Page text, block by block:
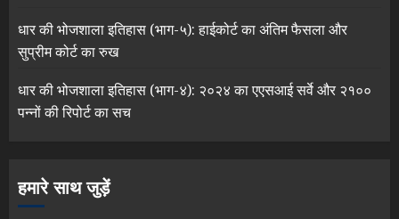
धार की भोजशाला इतिहास (भाग-५): हाईकोर्ट का अंतिम फैसला और
सुप्रीम कोर्ट का रुख
धार की भोजशाला इतिहास (भाग-४): २०२४ का एएसआई सर्वे और २१००
पन्नों की रिपोर्ट का सच
हमारे साथ जुड़ें